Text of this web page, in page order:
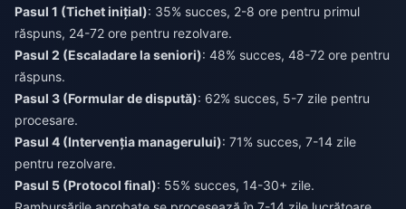
Pasul 1 (Tichet inițial): 35% succes, 2-8 ore pentru primul
răspuns, 24-72 ore pentru rezolvare.
Pasul 2 (Escaladare la seniori): 48% succes, 48-72 ore pentru
răspuns.
Pasul 3 (Formular de dispută): 62% succes, 5-7 zile pentru
procesare.
Pasul 4 (Intervenția managerului): 71% succes, 7-14 zile
pentru rezolvare.
Pasul 5 (Protocol final): 55% succes, 14-30+ zile.